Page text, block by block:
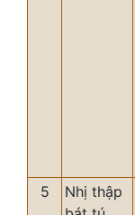
5
Nhị thập